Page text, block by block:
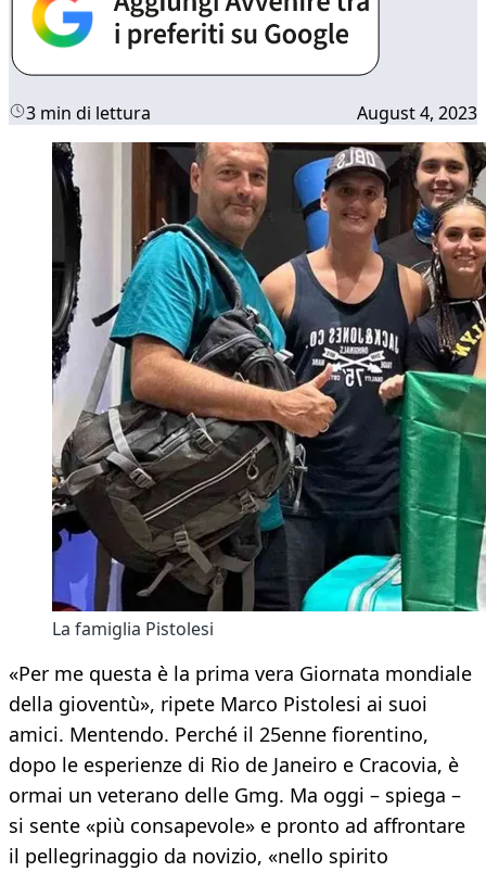
3 min di lettura August 4, 2023
La famiglia Pistolesi
«Per me questa è la prima vera Giornata mondiale
della gioventù», ripete Marco Pistolesi ai suoi
amici. Mentendo. Perché il 25enne fiorentino,
dopo le esperienze di Rio de Janeiro e Cracovia, è
ormai un veterano delle Gmg. Ma oggi – spiega –
si sente «più consapevole» e pronto ad affrontare
il pellegrinaggio da novizio, «nello spirito